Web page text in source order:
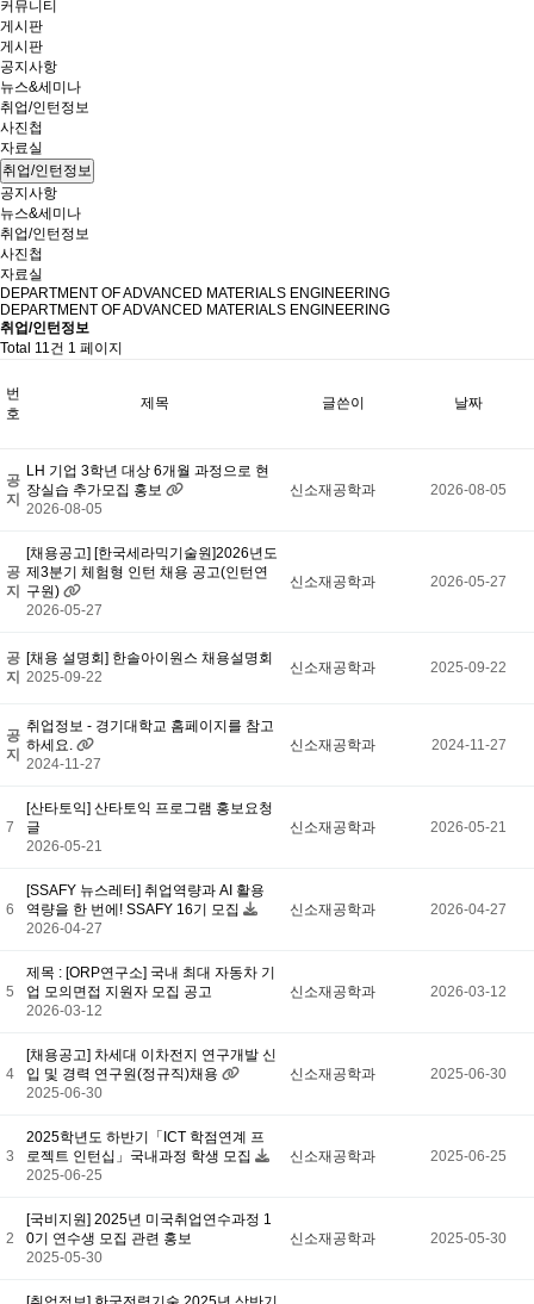
커뮤니티
게시판
게시판
공지사항
뉴스&세미나
취업/인턴정보
사진첩
자료실
취업/인턴정보
공지사항
뉴스&세미나
취업/인턴정보
사진첩
자료실
DEPARTMENT OF ADVANCED MATERIALS ENGINEERING
DEPARTMENT OF ADVANCED MATERIALS ENGINEERING
취업/인턴정보
Total 11건 1 페이지
번
호
제목 글쓴이 날짜
공
지
LH 기업 3학년 대상 6개월 과정으로 현
장실습 추가모집 홍보
2026-08-05
신소재공학과 2026-08-05
공
지
[채용공고] [한국세라믹기술원]2026년도
제3분기 체험형 인턴 채용 공고(인턴연
구원)
2026-05-27
신소재공학과 2026-05-27
공
지
[채용 설명회] 한솔아이원스 채용설명회
2025-09-22
신소재공학과 2025-09-22
공
지
취업정보 - 경기대학교 홈페이지를 참고
하세요.
2024-11-27
신소재공학과 2024-11-27
7
[산타토익] 산타토익 프로그램 홍보요청
글
2026-05-21
신소재공학과 2026-05-21
6
[SSAFY 뉴스레터] 취업역량과 AI 활용
역량을 한 번에! SSAFY 16기 모집
2026-04-27
신소재공학과 2026-04-27
5
제목 : [ORP연구소] 국내 최대 자동차 기
업 모의면접 지원자 모집 공고
2026-03-12
신소재공학과 2026-03-12
4
[채용공고] 차세대 이차전지 연구개발 신
입 및 경력 연구원(정규직)채용
2025-06-30
신소재공학과 2025-06-30
3
2025학년도 하반기「ICT 학점연계 프
로젝트 인턴십」국내과정 학생 모집
2025-06-25
신소재공학과 2025-06-25
2
[국비지원] 2025년 미국취업연수과정 1
0기 연수생 모집 관련 홍보
2025-05-30
신소재공학과 2025-05-30